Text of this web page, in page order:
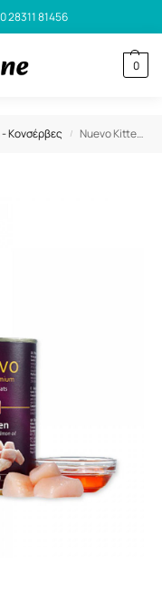
28311 81456
0
Κονσέρβες / Nuevo Kitten Κονσέρβα Γάτας Με Κοτόπουλο 400gr